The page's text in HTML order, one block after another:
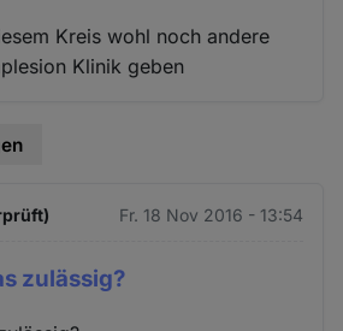
Kreis wohl noch andere
Klinik geben
Fr. 18 Nov 2016 - 13:54
zulässig?